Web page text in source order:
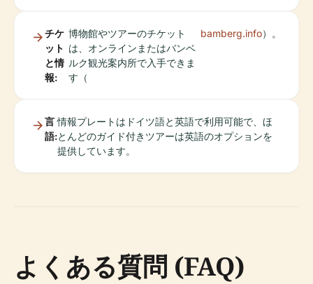
チケ
ット
と情
報:
博物館やツアーのチケット
は、オンラインまたはバンベ
ルク観光案内所で入手できま
す（
bamberg.info）。
言
語:
情報プレートはドイツ語と英語で利用可能で、ほ
とんどのガイド付きツアーは英語のオプションを
提供しています。
よくある質問 (FAQ)